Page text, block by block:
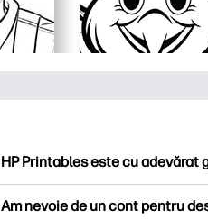
HP Printables este cu adevărat
Am nevoie de un cont pentru